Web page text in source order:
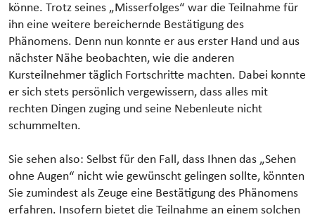
könne. Trotz seines „Misserfolges“ war die Teilnahme für
ihn eine weitere bereichernde Bestätigung des
Phänomens. Denn nun konnte er aus erster Hand und aus
nächster Nähe beobachten, wie die anderen
Kursteilnehmer täglich Fortschritte machten. Dabei konnte
er sich stets persönlich vergewissern, dass alles mit
rechten Dingen zuging und seine Nebenleute nicht
schummelten.
Sie sehen also: Selbst für den Fall, dass Ihnen das „Sehen
ohne Augen“ nicht wie gewünscht gelingen sollte, könnten
Sie zumindest als Zeuge eine Bestätigung des Phänomens
erfahren. Insofern bietet die Teilnahme an einem solchen